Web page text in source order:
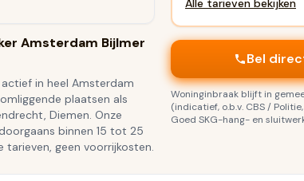
Amsterdam Bijlmer
in heel Amsterdam
plaatsen als
Diemen. Onze
binnen 15 tot 25
geen voorrijkosten.
Alle tarieven bekijken
Bel
Woninginbraak blijft in
(indicatief, o.b.v. CBS /
Goed SKG-hang- en